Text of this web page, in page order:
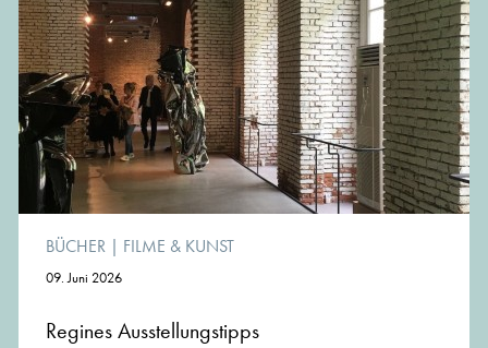
BÜCHER | FILME & KUNST
09. Juni 2026
Regines Ausstellungstipps